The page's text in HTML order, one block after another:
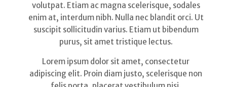
volutpat. Etiam ac magna scelerisque, sodales
enim at, interdum nibh. Nulla nec blandit orci. Ut
suscipit sollicitudin varius. Etiam ut bibendum
purus, sit amet tristique lectus.
Lorem ipsum dolor sit amet, consectetur
adipiscing elit. Proin diam justo, scelerisque non